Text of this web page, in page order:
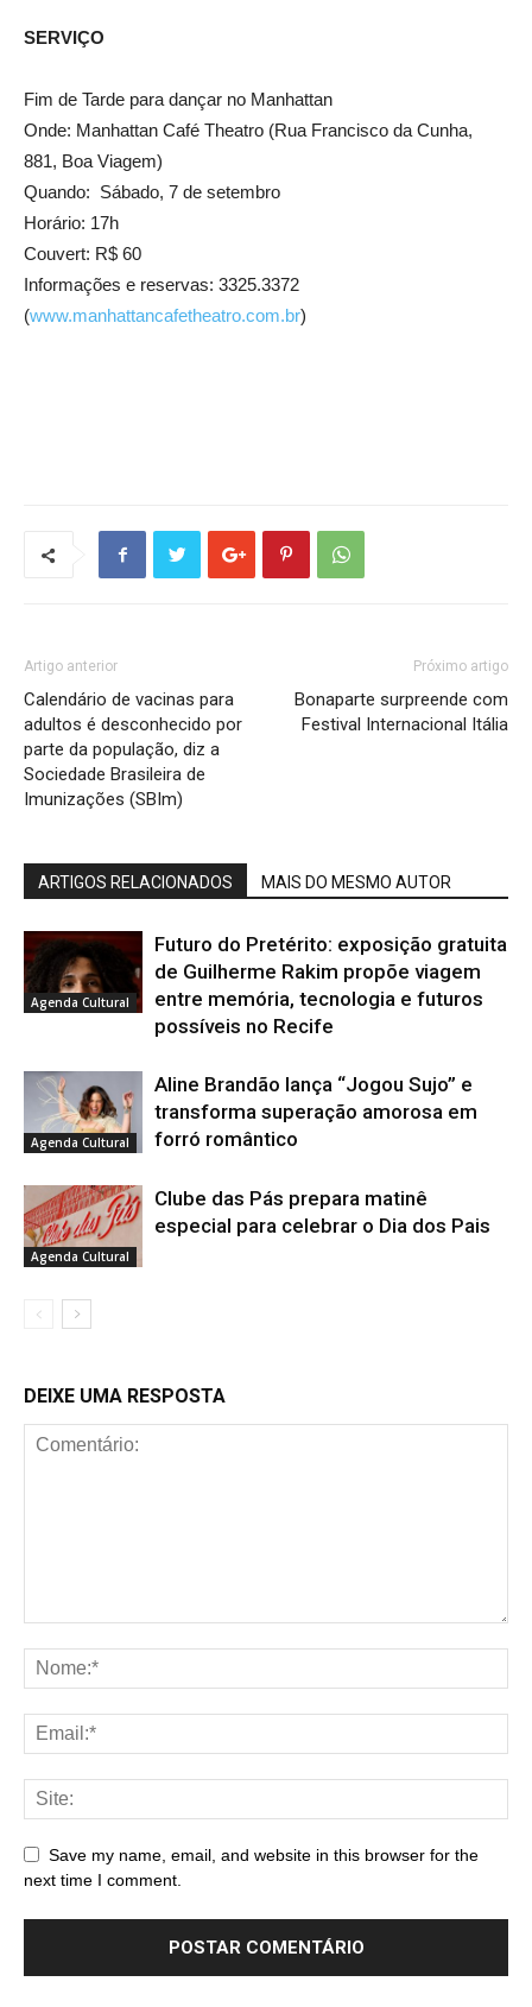
SERVIÇO
Fim de Tarde para dançar no Manhattan
Onde: Manhattan Café Theatro (Rua Francisco da Cunha,
881, Boa Viagem)
Quando: Sábado, 7 de setembro
Horário: 17h
Couvert: R$ 60
Informações e reservas: 3325.3372
(www.manhattancafetheatro.com.br)
Artigo anterior
Calendário de vacinas para
adultos é desconhecido por
parte da população, diz a
Sociedade Brasileira de
Imunizações (SBIm)
Próximo artigo
Bonaparte surpreende com
Festival Internacional Itália
ARTIGOS RELACIONADOS MAIS DO MESMO AUTOR
Agenda Cultural
Futuro do Pretérito: exposição gratuita
de Guilherme Rakim propõe viagem
entre memória, tecnologia e futuros
possíveis no Recife
Agenda Cultural
Aline Brandão lança “Jogou Sujo” e
transforma superação amorosa em
forró romântico
Agenda Cultural
Clube das Pás prepara matinê
especial para celebrar o Dia dos Pais
DEIXE UMA RESPOSTA
Save my name, email, and website in this browser for the
next time I comment.